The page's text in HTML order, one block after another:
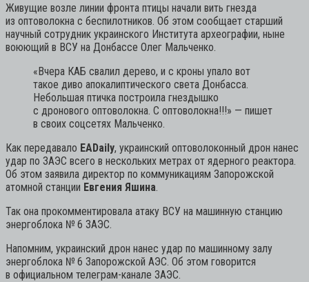
Живущие возле линии фронта птицы начали вить гнезда
из оптоволокна с беспилотников. Об этом сообщает старший
научный сотрудник украинского Института археографии, ныне
воюющий в ВСУ на Донбассе Олег Мальченко.
«Вчера КАБ свалил дерево, и с кроны упало вот
такое диво апокалиптического света Донбасса.
Небольшая птичка построила гнездышко
с дронового оптоволокна. С оптоволокна!!!» — пишет
в своих соцсетях Мальченко.
Как передавало EADaily, украинский оптоволоконный дрон нанес
удар по ЗАЭС всего в нескольких метрах от ядерного реактора.
Об этом заявила директор по коммуникациям Запорожской
атомной станции Евгения Яшина.
Так она прокомментировала атаку ВСУ на машинную станцию
энергоблока № 6 ЗАЭС.
Напомним, украинский дрон нанес удар по машинному залу
энергоблока № 6 Запорожской АЭС. Об этом говорится
в официальном телеграм-канале ЗАЭС.